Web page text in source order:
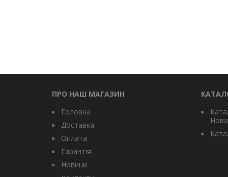
ПРО НАШ МАГАЗИН
Головна
Доставка
Оплата
Гарантія
Новини